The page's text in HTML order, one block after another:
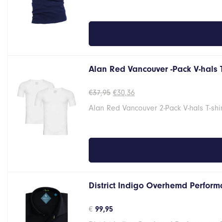
Alan Red Vancouver -Pack V-hals
€37,95 Oorspronkelijke
was:
€30,36Huidige
is:
Alan Red Vancouver 2-Pack V-hals T-
District Indigo Overhemd
€ 99,95